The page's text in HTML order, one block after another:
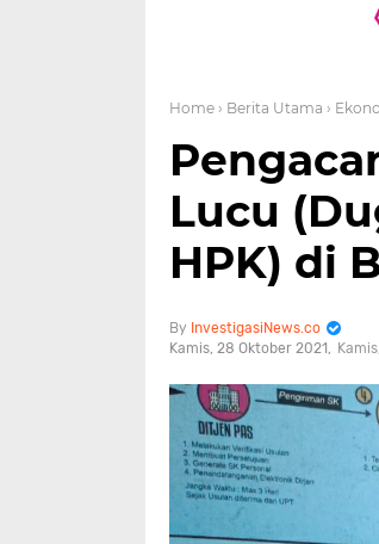
Home › Berita Utama ›
Lucu
HPK) di
InvestigasiNews.co
Kamis, 28 Oktober 2021